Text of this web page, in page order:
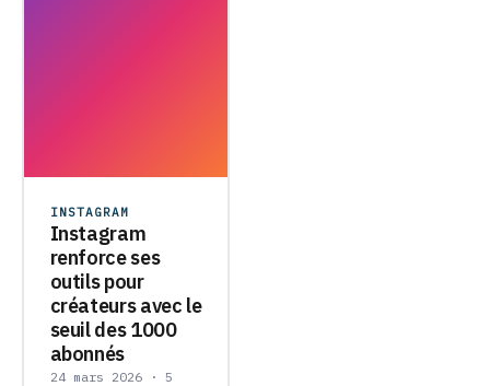
INSTAGRAM
Instagram
renforce ses
outils pour
créateurs avec le
seuil des 1000
abonnés
24 mars 2026 · 5